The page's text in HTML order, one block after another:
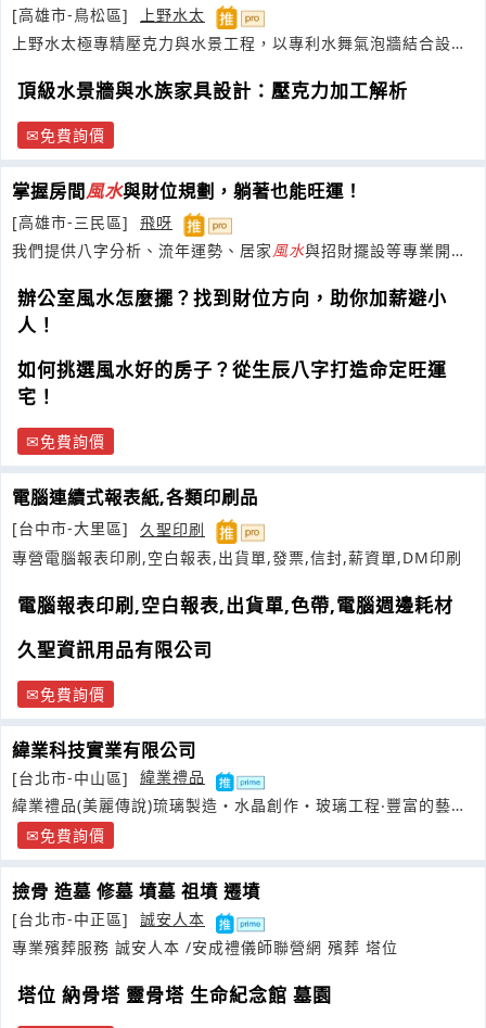
[高雄市-鳥松區]
上野水太
上野水太極專精壓克力與水景工程，以專利水舞氣泡牆結合設
頂級水景牆與水族家具設計：壓克力加工解析
免費詢價
掌握房間風水與財位規劃，躺著也能旺運！
[高雄市-三民區]
飛呀
我們提供八字分析、流年運勢、居家風水與招財擺設等專業開運
辦公室風水怎麼擺？找到財位方向，助你加薪避小
人！
如何挑選風水好的房子？從生辰八字打造命定旺運
宅！
免費詢價
電腦連續式報表紙,各類印刷品
[台中市-大里區]
久聖印刷
專營電腦報表印刷,空白報表,出貨單,發票,信封,薪資單,DM印刷
電腦報表印刷,空白報表,出貨單,色帶,電腦週邊耗材
久聖資訊用品有限公司
免費詢價
緯業科技實業有限公司
[台北市-中山區]
緯業禮品
緯業禮品(美麗傳說)琉璃製造・水晶創作・玻璃工程‧豐富的藝品
工程經驗
免費詢價
撿骨 造墓 修墓 墳墓 祖墳 遷墳
[台北市-中正區]
誠安人本
專業殯葬服務 誠安人本 /安成禮儀師聯營網 殯葬 塔位
塔位 納骨塔 靈骨塔 生命紀念館 墓園